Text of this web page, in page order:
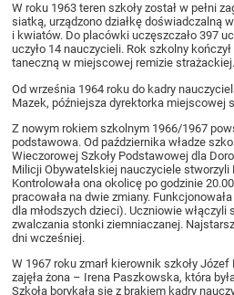
W roku 1963 teren szkoły został w pełni
siatką, urządzono działkę doświadczalną
i kwiatów. Do placówki uczęszczało 397
uczyło 14 nauczycieli. Rok szkolny
taneczną w miejscowej remizie strażackiej.
Od września 1964 roku do kadry
Mazek, późniejsza dyrektorka miejscowej
Z nowym rokiem szkolnym 1966/1967
podstawowa. Od października władze
Wieczorowej Szkoły Podstawowej dla
Milicji Obywatelskiej nauczyciele stworzyli
Kontrolowała ona okolicę po godzinie
pracowała na dwie zmiany.
dla młodszych dzieci). Uczniowie włączyli
zwalczania stonki ziemniaczanej.
dni wcześniej.
W 1967 roku zmarł kierownik szkoły
zajęła żona – Irena Paszkowska, która
Szkoła borykała się z brakiem kadry